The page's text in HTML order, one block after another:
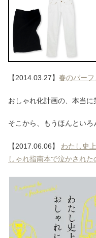
【2014.03.27】 春のパー
おしゃれ化計画の、本当に
そこから、もうほんといろ
【2017.06.06】 わたし史
しゃれ指南本で泣かされ